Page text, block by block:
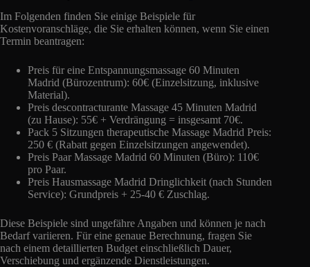
Im Folgenden finden Sie einige Beispiele für
Kostenvoranschläge, die Sie erhalten können, wenn Sie einen
Termin beantragen:
Preis für eine Entspannungsmassage 60 Minuten
Madrid (Bürozentrum): 60€ (Einzelsitzung, inklusive
Material).
Preis descontracturante Massage 45 Minuten Madrid
(zu Hause): 55€ + Verdrängung = insgesamt 70€.
Pack 5 Sitzungen therapeutische Massage Madrid Preis:
250 € (Rabatt gegen Einzelsitzungen angewendet).
Preis Paar Massage Madrid 60 Minuten (Büro): 110€
pro Paar.
Preis Hausmassage Madrid Dringlichkeit (nach Stunden
Service): Grundpreis + 25-40 € Zuschlag.
Diese Beispiele sind ungefähre Angaben und können je nach
Bedarf variieren. Für eine genaue Berechnung, fragen Sie
nach einem detaillierten Budget einschließlich Dauer,
Verschiebung und ergänzende Dienstleistungen.